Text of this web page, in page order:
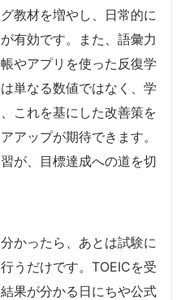
教材を増やし、日常的に
有効です。また、語彙力
やアプリを使った反復学
単なる数値ではなく、学
これを基にした改善策を
アップが期待できます。
が、目標達成への道を切
かったら、あとは試験に
うだけです。TOEICを受
果が分かる日にちや公式